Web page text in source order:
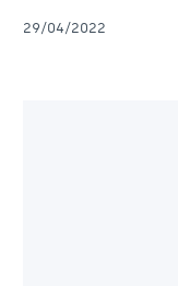
29/04/2022